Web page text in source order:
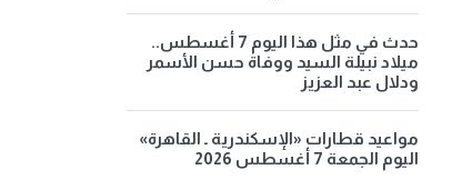
حدث في مثل هذا اليوم 7 أغسطس..
ميلاد نبيلة السيد ووفاة حسن الأسمر
ودلال عبد العزيز
مواعيد قطارات «الإسكندرية ـ القاهرة»
اليوم الجمعة 7 أغسطس 2026